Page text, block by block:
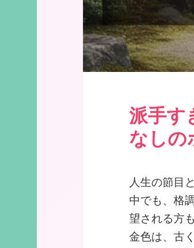
派手す
なしの
人生の節目
中でも、格
望される方
金色は、古